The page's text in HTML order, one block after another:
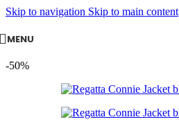
Skip to navigation Skip to main content
MENU
-50%